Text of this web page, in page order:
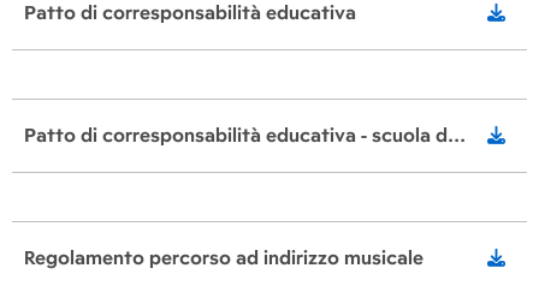
Patto di corresponsabilità educativa
Patto di corresponsabilità educativa - scuola dell'infanzia
Regolamento percorso ad indirizzo musicale